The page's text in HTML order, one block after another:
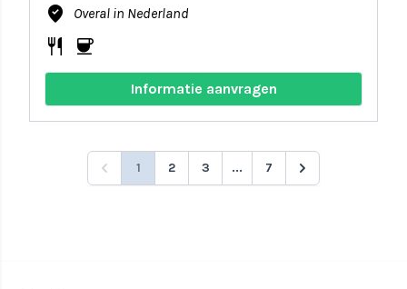
where_to_vote Overal in Nederland
restaurant coffee
Informatie aanvragen
1 2 3 ... 7